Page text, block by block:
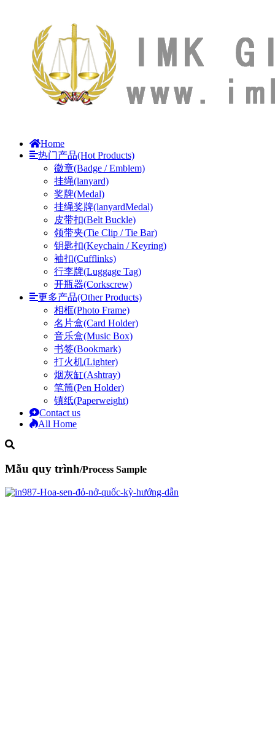
Home
热门产品(Hot Products)
徽章(Badge / Emblem)
挂绳(lanyard)
奖牌(Medal)
挂绳奖牌(lanyardMedal)
皮带扣(Belt Buckle)
领带夹(Tie Clip / Tie Bar)
钥匙扣(Keychain / Keyring)
袖扣(Cufflinks)
行李牌(Luggage Tag)
开瓶器(Corkscrew)
更多产品(Other Products)
相框(Photo Frame)
名片盒(Card Holder)
音乐盒(Music Box)
书签(Bookmark)
打火机(Lighter)
烟灰缸(Ashtray)
笔筒(Pen Holder)
镇纸(Paperweight)
Contact us
All Home
Mẫu quy trình/Process Sample